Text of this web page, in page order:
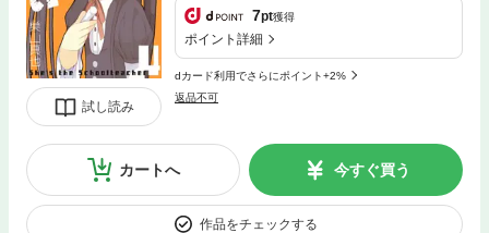
試し読み
7pt獲得
ポイント詳細
dカード利用でさらにポイント+2%
返品不可
カートへ 今すぐ買う
作品をチェックする